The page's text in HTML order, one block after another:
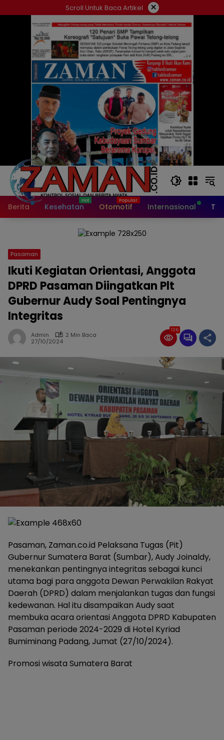
ke
Scroll Untuk Baca Artikel ×
Berita Kesehatan Otomotif Internasional
Pasaman
Ikuti Kegiatan Orientasi, Anggota
DPRD Pasaman Diingatkan Plt
Gubernur Audy Soal Pentingnya
Integritas
Admin
2 Min Baca
27/10/2024
136
Pasaman, Zaman.co.id Pelaksana Tugas (Pit)
Gubernur Sumatera Barat (Sumbar), Audy Joinaldy,
menekankan pentingnya integritas sebagai kunci
utama bagi para anggota Dewan Perwakilan Rakyat
Daerah (DPRD) dalam menjalankan tugas dan fungsi
kedewanan. Hal itu disampaikan Audy saat
membuka acara orientasi Anggota DPRD Kabupaten
Pasaman periode 2024-2029 di Hotel Kyriad
Bumiminang Padang, Jumat (27/10/2024).
Promosi wisata Sumatera Barat